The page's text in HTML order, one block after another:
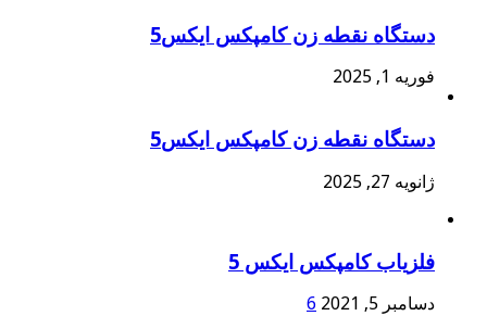
دستگاه نقطه زن کامپکس ایکس5
فوریه 1, 2025
دستگاه نقطه زن کامپکس ایکس5
ژانویه 27, 2025
فلزیاب کامپکس ایکس 5
دسامبر 5, 2021 6